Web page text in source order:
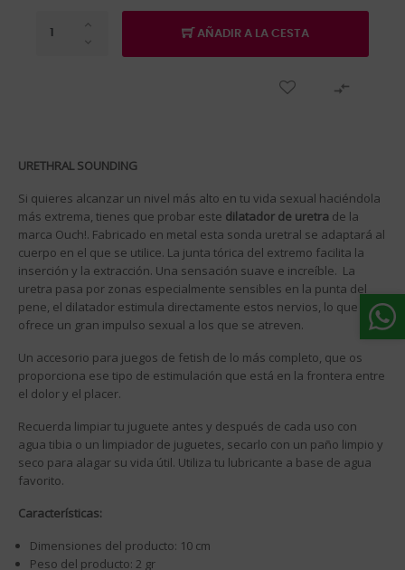
AÑADIR A LA CESTA

URETHRAL SOUNDING
Si quieres alcanzar un nivel más alto en tu vida sexual haciéndola
más extrema, tienes que probar este dilatador de uretra de la
marca Ouch!. Fabricado en metal esta sonda uretral se adaptará al
cuerpo en el que se utilice. La junta tórica del extremo facilita la
inserción y la extracción. Una sensación suave e increíble. La
uretra pasa por zonas especialmente sensibles en la punta del
pene, el dilatador estimula directamente estos nervios, lo que
ofrece un gran impulso sexual a los que se atreven.
Un accesorio para juegos de fetish de lo más completo, que os
proporciona ese tipo de estimulación que está en la frontera entre
el dolor y el placer.
Recuerda limpiar tu juguete antes y después de cada uso con
agua tibia o un limpiador de juguetes, secarlo con un paño limpio y
seco para alagar su vida útil. Utiliza tu lubricante a base de agua
favorito.
Características:
Dimensiones del producto: 10 cm
Peso del producto: 2 gr